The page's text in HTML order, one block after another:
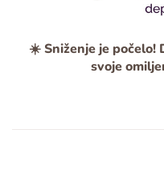
☀️ Sniženje je počelo!
svoje